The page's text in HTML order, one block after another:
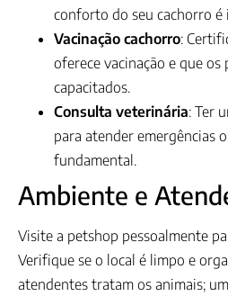
conforto do seu cachorro é
Vacinação cachorro:
oferece vacinação e que
capacitados.
Consulta veterinária: Ter
para atender emergências
fundamental.
Ambiente e
Visite a petshop pessoalmente
Verifique se o local é limpo e
atendentes tratam os animais;